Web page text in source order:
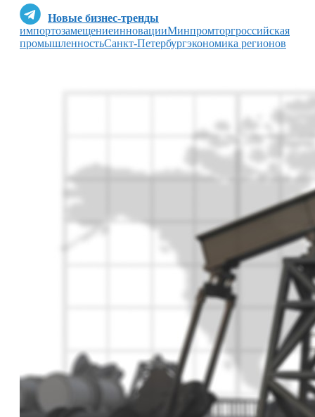
Новые бизнес-тренды
импортозамещениеинновацииМинпромторгроссийская
промышленностьСанкт-Петербургэкономика регионов